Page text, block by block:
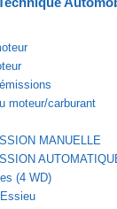
moteur/carburant
MANUELLE
(4 WD)